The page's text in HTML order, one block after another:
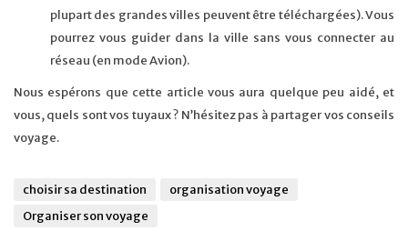
plupart des grandes villes peuvent être téléchargées). Vous
pourrez vous guider dans la ville sans vous connecter au
réseau (en mode Avion).
Nous espérons que cette article vous aura quelque peu aidé, et
vous, quels sont vos tuyaux ? N’hésitez pas à partager vos conseils
voyage.
choisir sa destination
organisation voyage
Organiser son voyage